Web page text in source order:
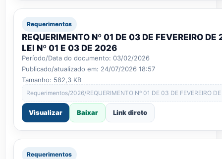
Requerimentos
REQUERIMENTO Nº 01 DE 03 DE FEVEREIRO
LEI Nº 01 E 03 DE 2026
Período/Data do documento: 03/02/2026
Publicado/atualizado em: 24/07/2026 18:57
Tamanho: 582,3 KB
Requerimentos/2026/REQUERIMENTO Nº 01 DE 03 DE FEVEREIRO
Visualizar Baixar Link direto
Requerimentos